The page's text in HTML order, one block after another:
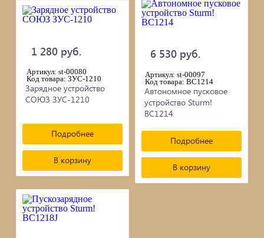
черепица...
Электро-бензо инструменты
Ручной инструмент
Метизы
ПрофКрепеж
Пропитки для дерева
1 280 руб.
Артикул: st-00080
Код товара: ЗУС-1210
Зарядное устройство
СОЮЗ ЗУС-1210
Подробнее
В корзину
6 530 руб.
Артикул: st-00097
Код товара: BC1214
Автономное пусковое
устройство Sturm!
BC1214
Подробнее
В корзину